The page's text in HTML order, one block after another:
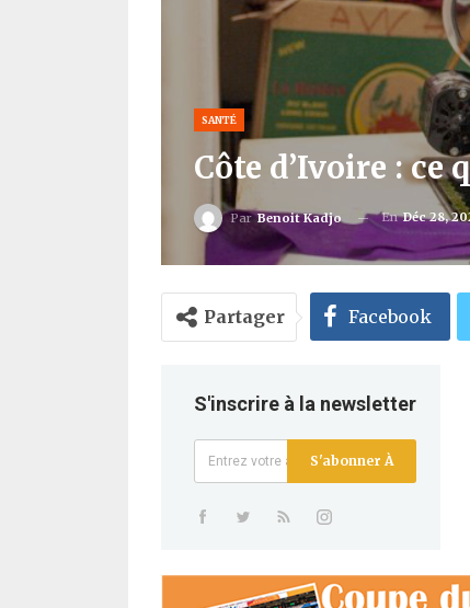
SANTÉ
Côte d’Ivoire :
ParBenoit Kadjo EnDéc 28,
Partager Facebook
S'inscrire à la newsletter
S'abonner À